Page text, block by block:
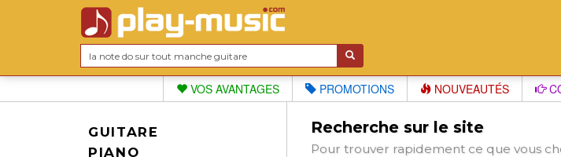
VOS AVANTAGES PROMOTIONS NOUVEAUTÉS
GUITARE
PIANO
Recherche sur le site
Pour trouver rapidement ce que vous